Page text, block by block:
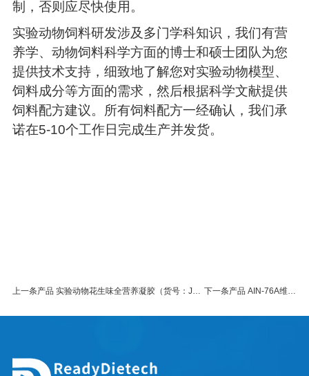
制，否则应尽快使用。
实验动物饲料研发涉及多门学科知识，我们有营
养学、动物饲料科学方面的博士和硕士团队为您
提供技术支持，细致地了解您对实验动物模型、
饲料成分等方面的需求，然后根据科学文献提供
饲料配方建议。所有饲料配方一经确认，我们承
诺在5-10个工作日完成生产并发货。
下一条产品 AIN-76A维持饲料